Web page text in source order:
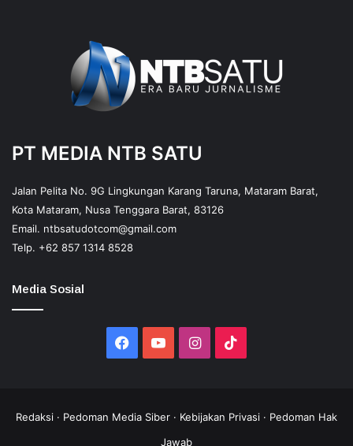
PT MEDIA NTB SATU
Jalan Pelita No. 9G Lingkungan Karang Taruna, Mataram Barat,
Kota Mataram, Nusa Tenggara Barat, 83126
Email. ntbsatudotcom@gmail.com
Telp. +62 857 1314 8528
Media Sosial
Facebook
YouTubeInstagram
Redaksi · Pedoman Media Siber · Kebijakan Privasi · Pedoman Hak
Jawab